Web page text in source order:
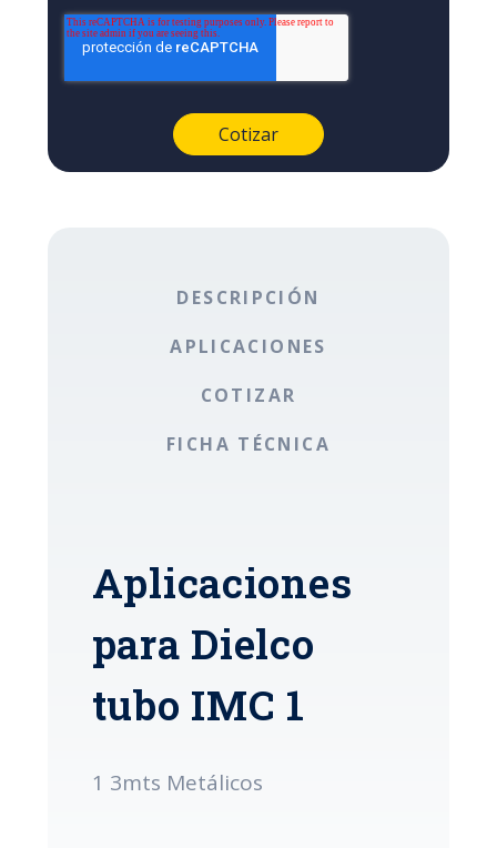
DESCRIPCIÓN
APLICACIONES
COTIZAR
FICHA TÉCNICA
Aplicaciones
para Dielco
tubo IMC 1
1 3mts Metálicos